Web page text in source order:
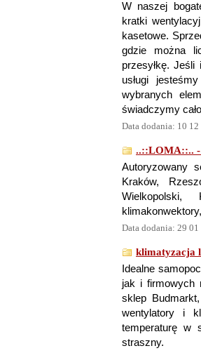
W naszej
kratki
kasetowe.
gdzie można
przesyłkę.
usługi
wybranych
świadczymy
Data dodania: 10
..::LOMA::.. -
Autoryzowany
Kraków,
Wielkopolski,
Data dodania: 29
klimatyzacja
Idealne
jak i firmowych
sklep
wentylatory i
temperaturę w
straszny.